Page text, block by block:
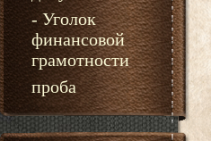
- Уголок
финансовой
грамотности
проба